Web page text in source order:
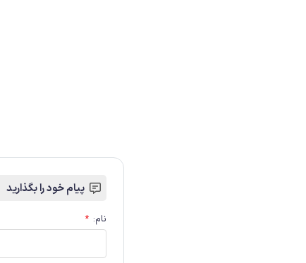
پیام خود را بگذارید
نام:
*